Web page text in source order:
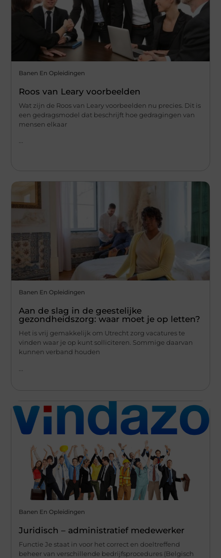
Banen En Opleidingen
Roos van Leary voorbeelden
Wat zijn de Roos van Leary voorbeelden nu precies. Dit is
een gedragsmodel dat beschrijft hoe gedragingen van
mensen elkaar
...
Banen En Opleidingen
Aan de slag in de geestelijke
gezondheidszorg: waar moet je op letten?
Het is vrij gemakkelijk om Utrecht zorg vacatures te
vinden waar je op kunt solliciteren. Sommige daarvan
kunnen verband houden
Banen En Opleidingen
Juridisch – administratief medewerker
Functie Je staat in voor het correct en doeltreffend
beheer van verschillende bedrijfsprocedures (Belgisch